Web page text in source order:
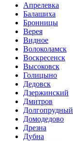
Апрелевка
Балашиха
Бронницы
Верея
Видное
Волоколамск
Воскресенск
Высоковск
Голицыно
Дедовск
Дзержинский
Дмитров
Долгопрудный
Домодедово
Дрезна
Дубна